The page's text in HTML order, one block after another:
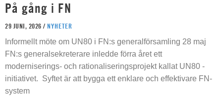
På gång i FN
29 JUNI, 2026 / NYHETER
Informellt möte om UN80 i FN:s generalförsamling 28 maj
FN:s generalsekreterare inledde förra året ett
moderniserings- och rationaliseringsprojekt kallat UN80 -
initiativet. Syftet är att bygga ett enklare och effektivare FN-
system